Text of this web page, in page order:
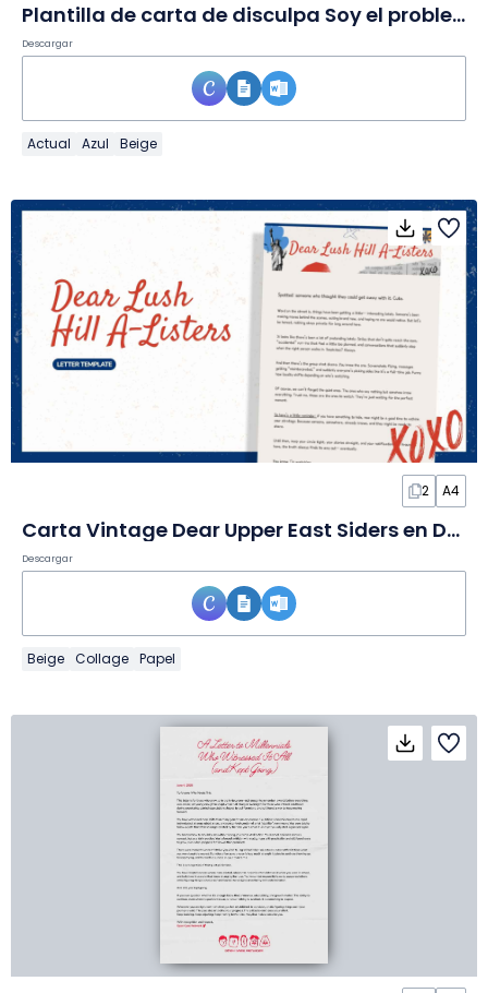
Plantilla de carta de disculpa Soy el problema en Documento
Descargar
Actual Azul Beige
2 A4
Carta Vintage Dear Upper East Siders en Documento
Descargar
Beige Collage Papel